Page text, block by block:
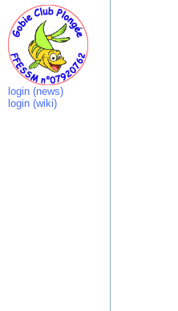
login (news)
login (wiki)